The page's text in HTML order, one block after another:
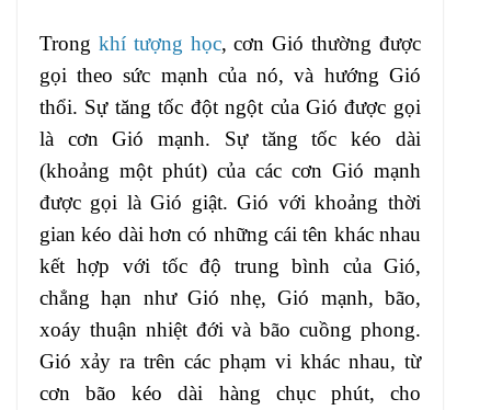
Trong khí tượng học, cơn Gió thường được
gọi theo sức mạnh của nó, và hướng Gió
thổi. Sự tăng tốc đột ngột của Gió được gọi
là cơn Gió mạnh. Sự tăng tốc kéo dài
(khoảng một phút) của các cơn Gió mạnh
được gọi là Gió giật. Gió với khoảng thời
gian kéo dài hơn có những cái tên khác nhau
kết hợp với tốc độ trung bình của Gió,
chẳng hạn như Gió nhẹ, Gió mạnh, bão,
xoáy thuận nhiệt đới và bão cuồng phong.
Gió xảy ra trên các phạm vi khác nhau, từ
cơn bão kéo dài hàng chục phút, cho